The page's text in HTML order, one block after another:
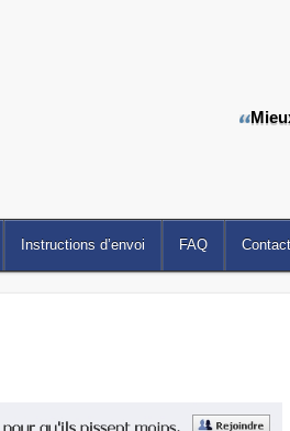
Instructions d’envoi FAQ Contact